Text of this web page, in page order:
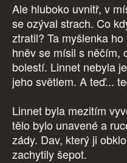
Ale hluboko uvnitř, v
se ozýval strach. Co
ztratil? Ta myšlenka
hněv se mísil s něčím,
bolestí. Linnet nebyla
jeho světlem. A teď...
Linnet byla mezitím
tělo bylo unavené a
zády. Dav, který ji
zachytily šepot.